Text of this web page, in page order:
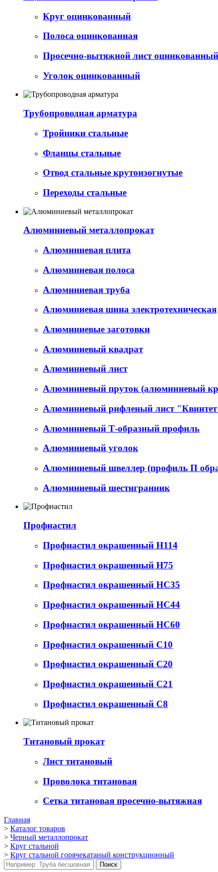
Круг оцинкованный
Полоса оцинкованная
Просечно-вытяжной лист
Уголок оцинкованный
Трубопроводная арматура
Тройники стальные
Фланцы стальные
Отвод стальные крутоизогнутые
Переходы стальные
Алюминиевый металлопрокат
Алюминиевая плита
Алюминиевая полоса
Алюминиевая труба
Алюминиевая шина электротехническая
Алюминиевые заготовки
Алюминиевый квадрат
Алюминиевый лист
Алюминиевый пруток (алюминиевый
Алюминиевый рифленый лист
Алюминиевый Т-образный профиль
Алюминиевый уголок
Алюминиевый швеллер (профиль П
Алюминиевый шестигранник
Профнастил
Профнастил окрашенный Н114
Профнастил окрашенный Н75
Профнастил окрашенный НС35
Профнастил окрашенный НС44
Профнастил окрашенный НС60
Профнастил окрашенный С10
Профнастил окрашенный С20
Профнастил окрашенный С21
Профнастил окрашенный С8
Титановый прокат
Лист титановый
Проволока титановая
Сетка титановая просечно-вытяжная
Главная
> Каталог товаров
> Черный металлопрокат
> Круг стальной
> Круг стальной горячекатаный конструкционный